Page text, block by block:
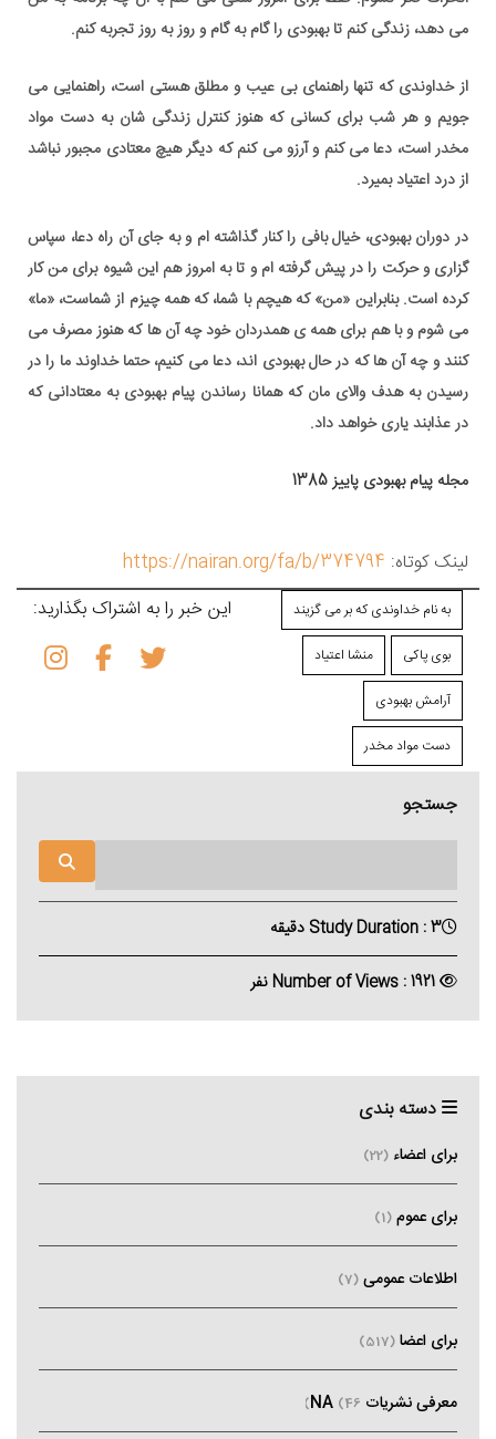
می دهد، زندگی کنم تا بهبودی را گام به گام و روز به روز تجربه کنم.
از خداوندی که تنها راهنمای بی عیب و مطلق هستی است، راهنمایی می
جویم و هر شب برای کسانی که هنوز کنترل زندگی شان به دست مواد
مخدر است، دعا می کنم و آرزو می کنم که دیگر هیچ معتادی مجبور نباشد
از درد اعتیاد بمیرد.
در دوران بهبودی، خیال بافی را کنار گذاشته ام و به جای آن راه دعا، سپاس
گزاری و حرکت را در پیش گرفته ام و تا به امروز هم این شیوه برای من کار
کرده است. بنابراین «من» که هیچم با شما، که همه چیزم از شماست، «ما»
می شوم و با هم برای همه ی همدردان خود چه آن ها که هنوز مصرف می
کنند و چه آن ها که در حال بهبودی اند، دعا می کنیم، حتما خداوند ما را در
رسیدن به هدف والای مان که همانا رساندن پیام بهبودی به معتادانی که
در عذابند یاری خواهد داد.
مجله پیام بهبودی پاییز 1385
لینک کوتاه: https://nairan.org/fa/b/374794
به نام خداوندی که بر می گزیند
بوی پاکی منشا اعتیاد
آرامش بهبودی
دست مواد مخدر
این خبر را به اشتراک بگذارید:
جستجو
Study Duration : 3 دقیقه
دسته بندی
برای اعضاء (22)
برای عموم (1)
اطلاعات عمومی (7)
برای اعضا (517)
معرفی نشریات NA (46)